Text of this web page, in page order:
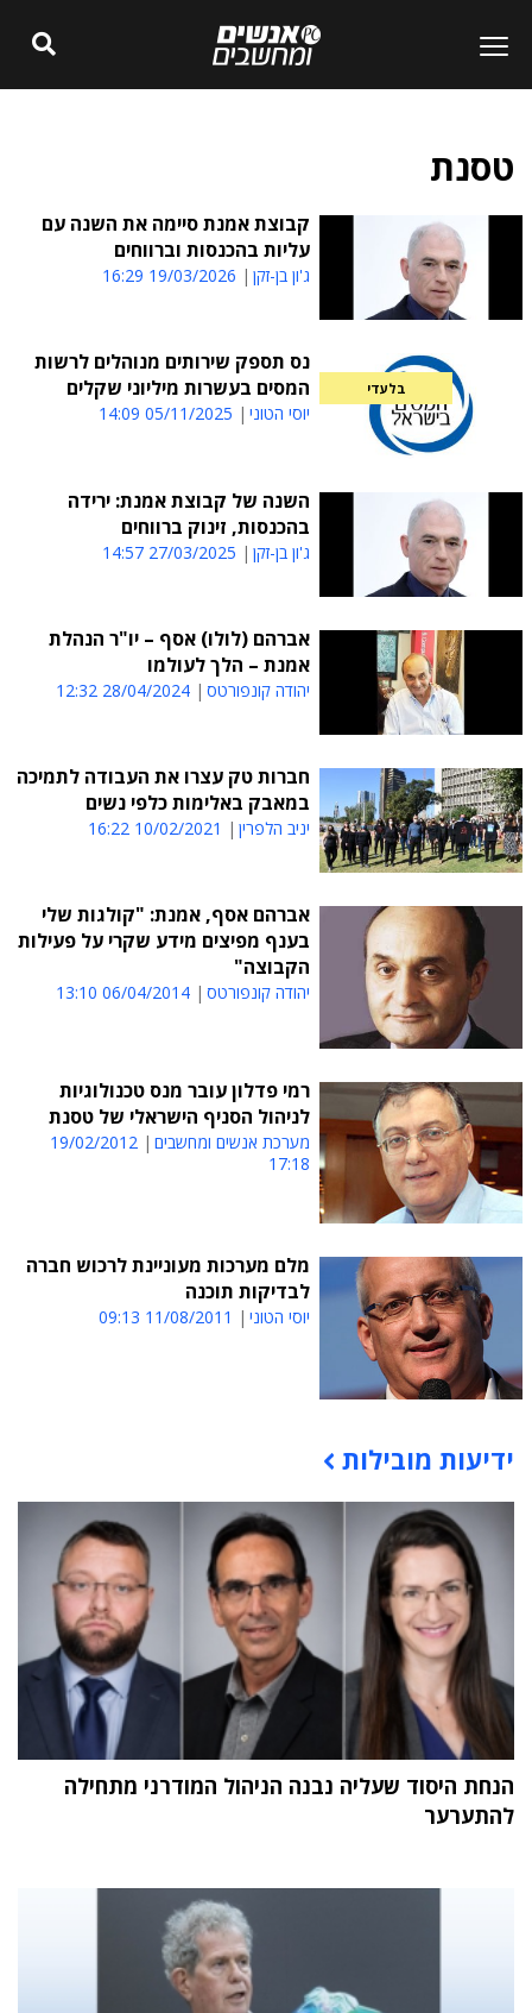
טסנת
קבוצת אמנת סיימה את השנה עם
עליות בהכנסות וברווחים
ג'ון בן-זקן 19/03/2026 16:29
בלעדי
נס תספק שירותים מנוהלים לרשות
המסים בעשרות מיליוני שקלים
יוסי הטוני 05/11/2025 14:09
השנה של קבוצת אמנת: ירידה
בהכנסות, זינוק ברווחים
ג'ון בן-זקן 27/03/2025 14:57
אברהם (לולו) אסף – יו"ר הנהלת
אמנת – הלך לעולמו
יהודה קונפורטס 28/04/2024 12:32
חברות טק עצרו את העבודה לתמיכה
במאבק באלימות כלפי נשים
יניב הלפרין 10/02/2021 16:22
אברהם אסף, אמנת: "קולגות שלי
בענף מפיצים מידע שקרי על פעילות
הקבוצה"
יהודה קונפורטס 06/04/2014 13:10
רמי פדלון עובר מנס טכנולוגיות
לניהול הסניף הישראלי של טסנת
מערכת אנשים ומחשבים
19/02/2012
17:18
מלם מערכות מעוניינת לרכוש חברה
לבדיקות תוכנה
יוסי הטוני 11/08/2011 09:13
תוכן פרסומי
ידיעות מובילות
הנחת היסוד שעליה נבנה הניהול המודרני מתחילה
להתערער